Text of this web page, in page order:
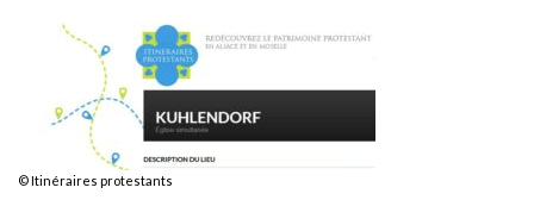
© Itinéraires protestants